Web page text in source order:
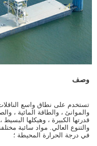
وصف
تستخدم على نطاق واسع الناقلات
والموانئ ، والطاقة المائية ،
قدرتها الكبيرة ، وهيكلها البسيط
في درجة الحرارة المحيطة ؛